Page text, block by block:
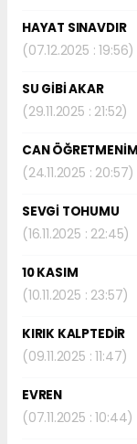
HAYAT SINAVDIR
(07.12.2025 : 19:56)
SU GİBİ AKAR
(29.11.2025 : 21:52)
CAN ÖĞRETMENİM
(24.11.2025 : 20:57)
SEVGİ TOHUMU
(16.11.2025 : 22:45)
10 KASIM
(10.11.2025 : 23:57)
KIRIK KALPTEDİR
(09.11.2025 : 11:47)
EVREN
(07.11.2025 : 10:44)